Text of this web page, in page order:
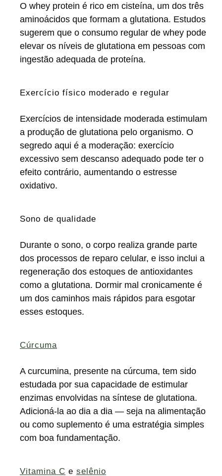
O whey protein é rico em cisteína, um dos três
aminoácidos que formam a glutationa. Estudos
sugerem que o consumo regular de whey pode
elevar os níveis de glutationa em pessoas com
ingestão adequada de proteína.
Exercício físico moderado e regular
Exercícios de intensidade moderada estimulam
a produção de glutationa pelo organismo. O
segredo aqui é a moderação: exercício
excessivo sem descanso adequado pode ter o
efeito contrário, aumentando o estresse
oxidativo.
Sono de qualidade
Durante o sono, o corpo realiza grande parte
dos processos de reparo celular, e isso inclui a
regeneração dos estoques de antioxidantes
como a glutationa. Dormir mal cronicamente é
um dos caminhos mais rápidos para esgotar
esses estoques.
Cúrcuma
A curcumina, presente na cúrcuma, tem sido
estudada por sua capacidade de estimular
enzimas envolvidas na síntese de glutationa.
Adicioná-la ao dia a dia — seja na alimentação
ou como suplemento é uma estratégia simples
com boa fundamentação.
Vitamina C e selênio